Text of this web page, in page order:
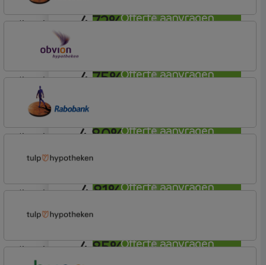
Offerte aanvragen
4,72%
Offerte aanvragen
lineair
4,75%
Offerte aanvragen
Rabobank Spaarbank
Plusvoorwaarden
lineair
4,80%
Offerte aanvragen
OBVION Hypotheken
Woon Hypotheek
lineair
4,81%
Offerte aanvragen
Plusvoorwaarden
lineair
4,85%
Tulp Riant Hypotheek
lineair